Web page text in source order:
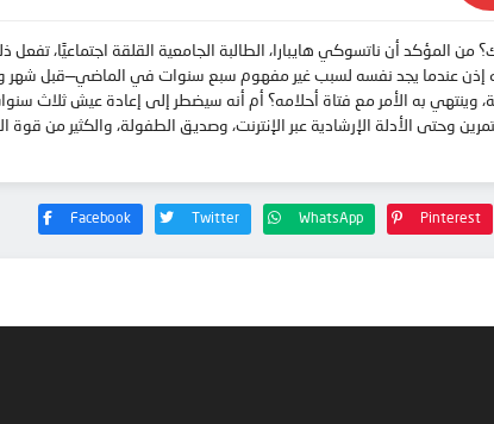
من المؤكد أن ناتسوكي هايبارا، الطالبة الجامعية القلقة اجتماعيًا،
إذن عندما يجد نفسه لسبب غير مفهوم سبع سنوات في الماضي—قبل شهر
به الأمر مع فتاة أحلامه؟ أم أنه سيضطر إلى إعادة عيش ثلاث
وحتى الأدلة الإرشادية عبر الإنترنت، وصديق الطفولة، والكثير من
Facebook Twitter WhatsApp Pinterest